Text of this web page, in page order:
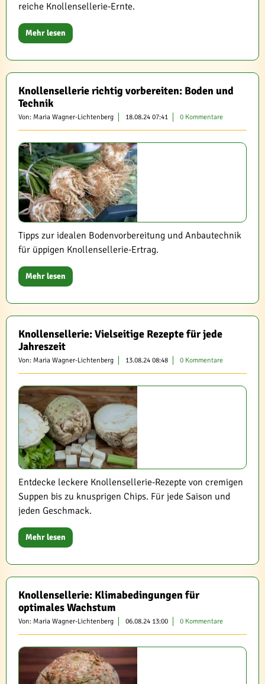
reiche Knollensellerie-Ernte.
Mehr lesen
Knollensellerie richtig vorbereiten: Boden und
Technik
Von: Maria Wagner-Lichtenberg 18.08.24 07:41 0 Kommentare
Tipps zur idealen Bodenvorbereitung und Anbautechnik
für üppigen Knollensellerie-Ertrag.
Mehr lesen
Knollensellerie: Vielseitige Rezepte für jede
Jahreszeit
Von: Maria Wagner-Lichtenberg 13.08.24 08:48 0 Kommentare
Entdecke leckere Knollensellerie-Rezepte von cremigen
Suppen bis zu knusprigen Chips. Für jede Saison und
jeden Geschmack.
Mehr lesen
Knollensellerie: Klimabedingungen für
optimales Wachstum
Von: Maria Wagner-Lichtenberg 06.08.24 13:00 0 Kommentare